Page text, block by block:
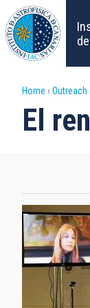
Skip
to
main
content
Home Outreach
El